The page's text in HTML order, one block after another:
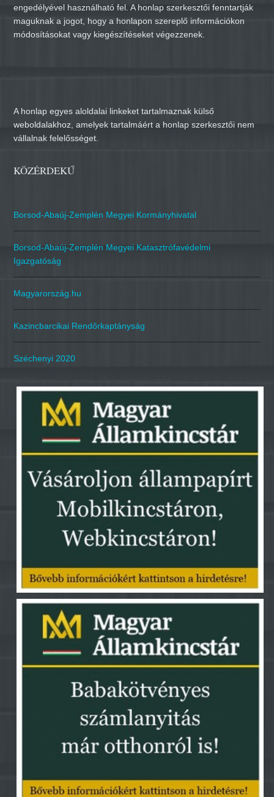
engedélyével használható fel. A honlap szerkesztői fenntartják
maguknak a jogot, hogy a honlapon szereplő információkon
módosításokat vagy kiegészítéseket végezzenek.
A honlap egyes aloldalai linkeket tartalmaznak külső
weboldalakhoz, amelyek tartalmáért a honlap szerkesztői nem
vállalnak felelősséget.
KÖZÉRDEKŰ
Borsod-Abaúj-Zemplén Megyei Kormányhivatal
Borsod-Abaúj-Zemplén Megyei Katasztrófavédelmi
Igazgatóság
Magyarország.hu
Kazincbarcikai Rendőrkaptányság
Széchenyi 2020